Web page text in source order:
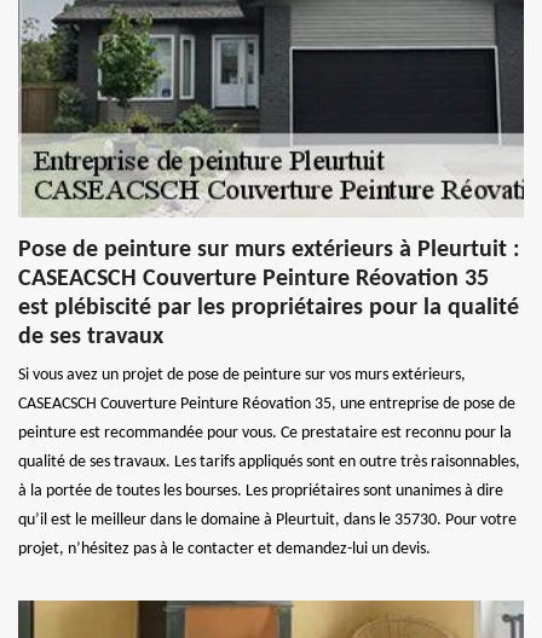
Pose de peinture sur murs extérieurs à Pleurtuit :
CASEACSCH Couverture Peinture Réovation 35
est plébiscité par les propriétaires pour la qualité
de ses travaux
Si vous avez un projet de pose de peinture sur vos murs extérieurs,
CASEACSCH Couverture Peinture Réovation 35, une entreprise de pose de
peinture est recommandée pour vous. Ce prestataire est reconnu pour la
qualité de ses travaux. Les tarifs appliqués sont en outre très raisonnables,
à la portée de toutes les bourses. Les propriétaires sont unanimes à dire
qu’il est le meilleur dans le domaine à Pleurtuit, dans le 35730. Pour votre
projet, n’hésitez pas à le contacter et demandez-lui un devis.